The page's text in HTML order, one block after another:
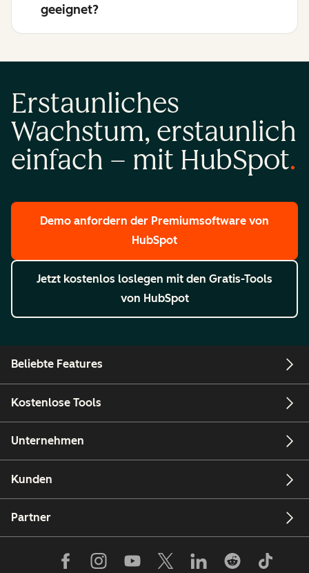
geeignet?
Erstaunliches
Wachstum, erstaunlich
einfach – mit HubSpot
Demo anfordern der Premiumsoftware von
HubSpot
Jetzt kostenlos loslegen mit den Gratis-Tools
von HubSpot
Beliebte Features
Kostenlose Tools
Unternehmen
Kunden
Partner